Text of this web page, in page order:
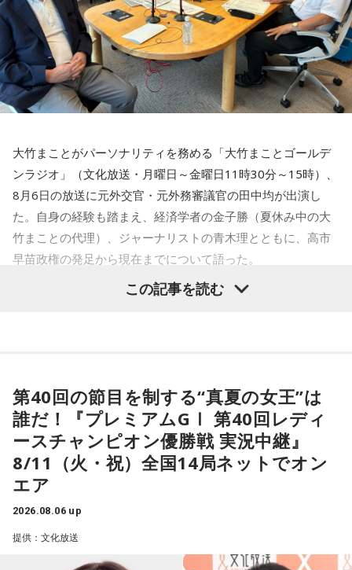
券） ￥5,000
【注意事項】
※1ドリンク700円（税込） 別途必要 。
※ドリンク代はPASS交換時にお支払いいただきます。
※ドリンクチケットはPASS1枚につき1枚ご購入いただきま
す。(3DAYS PASSの方も1枚となります)
WHEEL開催ライブハウスで期間中に限り使用可。
※モッシュ・ダイブ等の危険行為は一切禁止。
※10月10日（土）のみ、なんばHatchをライブ会場として使
用いたします。
なんばhatchには10/10(土)当日有効なMINAMI WHEEL PASS
をお持ちの方がご入場いただけます。
※チケット代には販売事務手数料¥1,000（税込）を含みま
※当日券の発売は未定です。
※大阪府の条例により夜7時以降は、16歳未満のお客様は保
護者同伴の上ご入場ください。
※6歳以上チケット必要。未就学児入場不可。
※夕方以降にのみ入場が可能になるチケットを後日、限定枚
数で発売予定です。
●主催： 主催：FM802 / MINAMI WHEEL 2026事務局
（事務局構成団体＝FM802/ウドー音楽事務所/キョードー大
阪/GREENS CORPORATION/サウンドクリエーター/清水音泉/
ストレート（自分が思っていたより空振りが取れる球質をし
ていました）
★濱岡蒼太（はまおか・そうた） 2007年10月10日生ま
れ。神奈川県横浜市出身。左投げ左打ち、投手。川和高校か
ら、2025年育成ドラフト4位で西武に入団。神奈川県屈指の
で、入団テストを経て育成ドラフト指名を受けた。
も多いと思うんです。ただ外交の話でいうと、ずいぶん前の
話ですが、例の『台湾有事は存立危機事態だ』発言で中国と
の関係がおかしくなった。あれは迂闊というか知識がなかっ
たのか、あるいは意図的な発言だったのか」
った。でもよくよく状況を考えると、違うのではと。要する
に中国に対して強硬論的な行動をとることは意図的だったの
では、と。言う必要はまったくなかった。わざわざ中国を構
えさせる必要があるのか、と。中国を敵国扱いすることで日
本が失うものは非常に大きい」
に向けて抑止力を強める、など。そんなことはソ連のように
明確な対立軸があるなら別だけど、中国は日本にとって最大
の貿易相手国で、いまは違うけど最大のインバウンドの流入
国だし、投資国で。本来、隣国同士が角突き合わせるなんて
愚かなことはあり得ない。そうなることを承知したうえで言
ったんですか、と。それはなんのために、ということにな
る」
「対中感情が悪い、というのは恐らく、日本国民の多く
大竹まことがパーソナリティを務める「大竹まことゴールデ
ンラジオ」（文化放送・月曜日～金曜日11時30分～15時）、
8月6日の放送に元外交官・元外務審議官の田中均が出演し
た。自身の経験も踏まえ、経済学者の金子勝（夏休み中の大
竹まことの代理）、ジャーナリストの青木理とともに、高市
早苗政権の発足から現在までについて語った。
「（前回の田中均の出演が）9ヶ月前。高市早苗政権が
済にとって相当なダメージがあるんじゃないか、という気が
してなりません。特に政治というか統治の手法というか。要
するに国を治めるとき、過去の総理大臣って特に昔は派閥の
長、外務大臣、大蔵大臣を務めた人がなって。総理大臣に就
いたときに基本的な事項の知識は相当、あったわけです。知
識があることが総理大臣の条件だとは言いません。でもそれ
のない人がなったなら、もう少し人の話を聴くべきではない
この記事を読む
第40回の節目を制する“真夏の女王”は
誰だ！『プレミアムGⅠ 第40回レディ
ースチャンピオン優勝戦 実況中継』
8/11（火・祝）全国14局ネットでオン
エア
2026.08.06 up
提供：文化放送